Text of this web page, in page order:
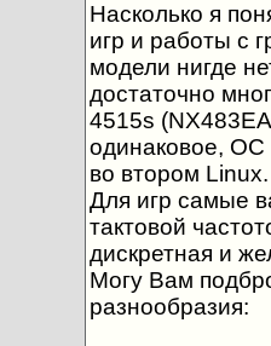
Насколько я
игр и работы с
модели нигде
достаточно
4515s
одинаковое, ОС
во втором Linux.
Для игр самые
тактовой
дискретная и
Могу Вам
разнообразия: